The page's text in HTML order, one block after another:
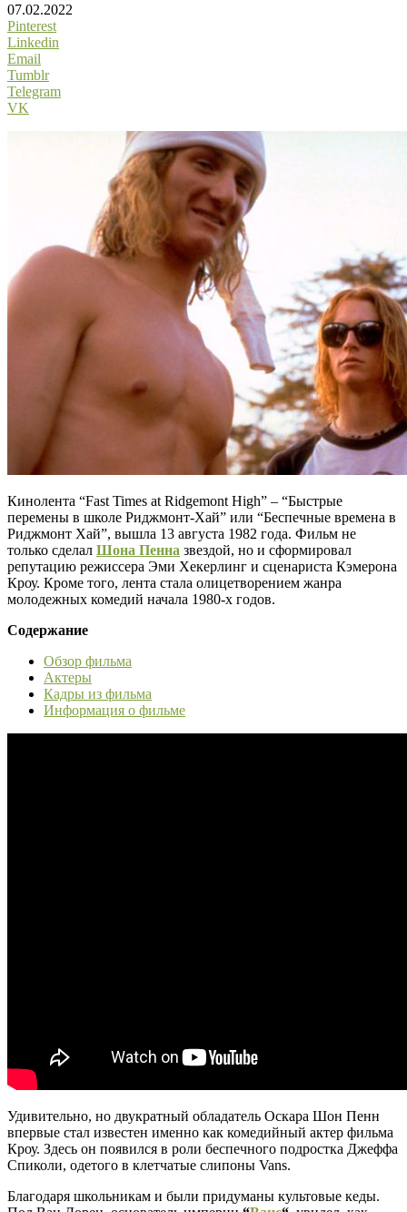
07.02.2022
Pinterest
Linkedin
Email
Tumblr
Telegram
VK
Кинолента “Fast Times at Ridgemont High” – “Быстрые
перемены в школе Риджмонт-Хай” или “Беспечные времена в
Риджмонт Хай”, вышла 13 августа 1982 года. Фильм не
только сделал Шона Пенна звездой, но и сформировал
репутацию режиссера Эми Хекерлинг и сценариста Кэмерона
Кроу. Кроме того, лента стала олицетворением жанра
молодежных комедий начала 1980-х годов.
Содержание
Обзор фильма
Актеры
Кадры из фильма
Информация о фильме
Удивительно, но двукратный обладатель Оскара Шон Пенн
впервые стал известен именно как комедийный актер фильма
Кроу. Здесь он появился в роли беспечного подростка Джеффа
Спиколи, одетого в клетчатые слипоны Vans.
Благодаря школьникам и были придуманы культовые кеды.